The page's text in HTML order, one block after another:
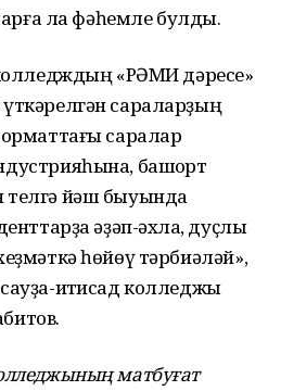
ла фәһемле булды.
колледждың «РӘМИ дәресе»
сараларҙың
саралар
башҡорт
йәш быуында
әҙәп-әхлаҡ, дуҫлыҡ
һөйөү тәрбиәләй»,
иҡтисад колледжы
матбуғат